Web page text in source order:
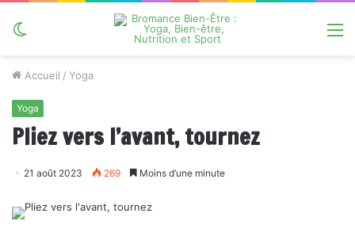
Accueil / Yoga
Yoga
Pliez vers l’avant, tournez
21 août 2023 269 Moins d’une minute